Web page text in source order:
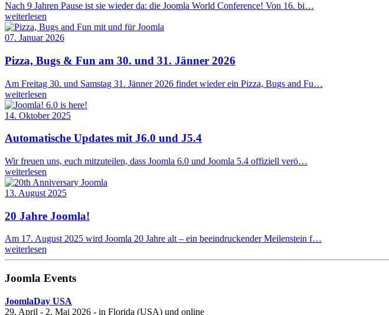
Nach 9 Jahren Pause ist sie wieder da: die Joomla World Conference! Von 16. bi…
weiterlesen
07. Januar 2026
Pizza, Bugs & Fun am 30. und 31. Jänner 2026
Am Freitag 30. und Samstag 31. Jänner 2026 findet wieder ein Pizza, Bugs and Fu…
weiterlesen
14. Oktober 2025
Automatische Updates mit J6.0 und J5.4
Wir freuen uns, euch mitzuteilen, dass Joomla 6.0 und Joomla 5.4 offiziell verö…
weiterlesen
13. August 2025
20 Jahre Joomla!
Am 17. August 2025 wird Joomla 20 Jahre alt – ein beeindruckender Meilenstein f…
weiterlesen
Joomla Events
JoomlaDay USA
29. April - 2. Mai 2026 - in Florida (USA) und online